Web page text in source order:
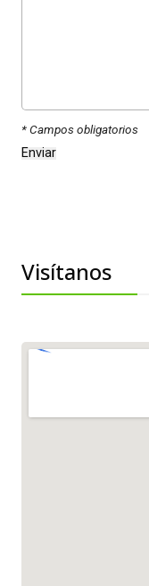
* Campos obligatorios
Visítanos